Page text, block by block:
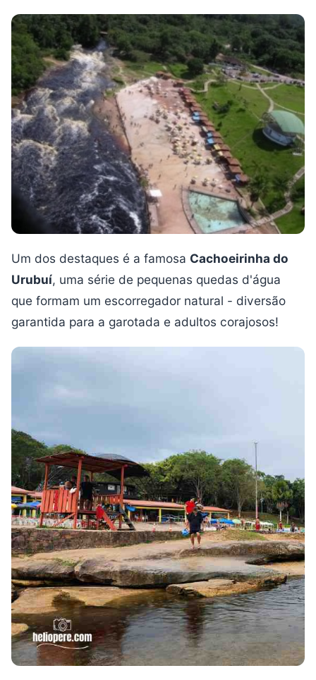
Um dos destaques é a famosa Cachoeirinha do
Urubuí, uma série de pequenas quedas d'água
que formam um escorregador natural - diversão
garantida para a garotada e adultos corajosos!